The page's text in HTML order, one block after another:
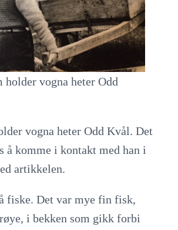
holder vogna heter Odd
vogna heter Odd Kvål. Det
å komme i kontakt med han i
artikkelen.
fiske. Det var mye fin fisk,
i bekken som gikk forbi